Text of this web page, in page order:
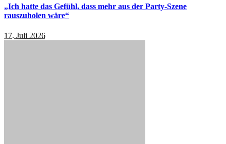
„Ich hatte das Gefühl, dass mehr aus der Party-Szene
rauszuholen wäre“
17. Juli 2026